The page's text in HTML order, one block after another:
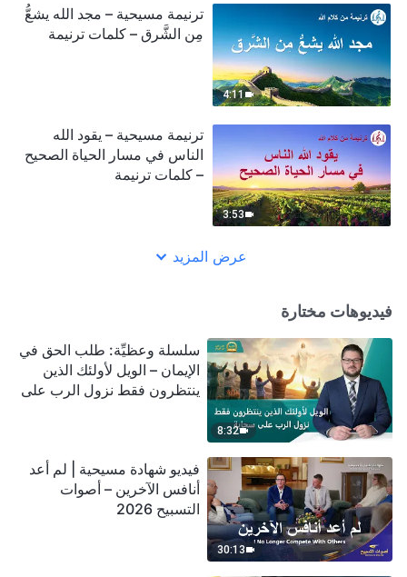
4:11
ترنيمة مسيحية – مجد الله يشعُّ
مِن الشَّرق – كلمات ترنيمة
3:53
ترنيمة مسيحية – يقود الله
الناس في مسار الحياة الصحيح
– كلمات ترنيمة
عرض المزيد
فيديوهات مختارة
8:32
سلسلة وعظيِّة: طلب الحق في
الإيمان – الويل لأولئك الذين
ينتظرون فقط نزول الرب على
30:13
فيديو شهادة مسيحية | لم أعد
أنافس الآخرين – أصوات
التسبيح 2026